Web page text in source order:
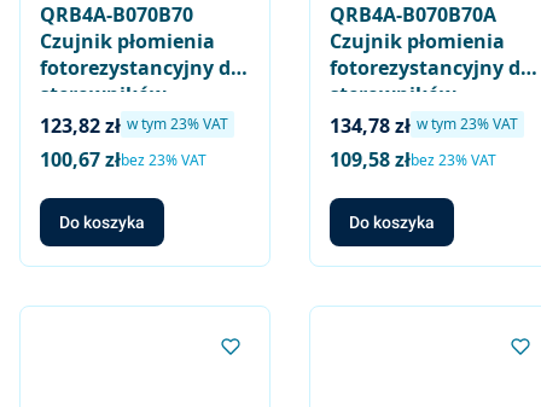
QRB4A-B070B70
Czujnik płomienia
fotorezystancyjny do
sterowników
palników olejowych
małej mocy,
normalna czułość
(czarny), długość
kabla 70cm / 70mm,
bez elementów
Cena brutto
123,82 zł w tym %s VAT
w tym23%VAT
Cena netto
100,67 złbez 23% VAT
Do koszyka
QRB4A-B070B70A
Czujnik płomienia
fotorezystancyjny do
sterowników
palników olejowych
małej mocy,
normalna czułość
(czarny), długość
kabla 70cm / 70mm, z
kołnierzem i obejmą
Cena brutto
134,78 zł w tym %s VAT
w tym23%VAT
Cena netto
109,58 złbez 23% VAT
Do koszyka